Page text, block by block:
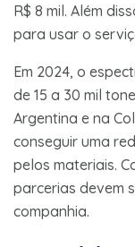
R$ 8 mil. Além
para usar o
Em 2024, o
de 15 a 30 mil
Argentina e na
conseguir uma
pelos materiais.
parcerias devem
companhia.